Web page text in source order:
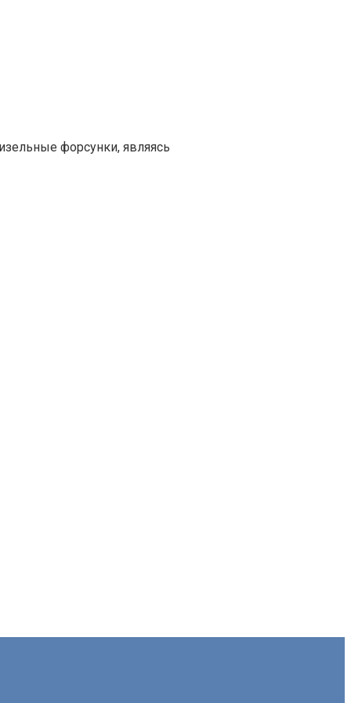
форсунки, являясь